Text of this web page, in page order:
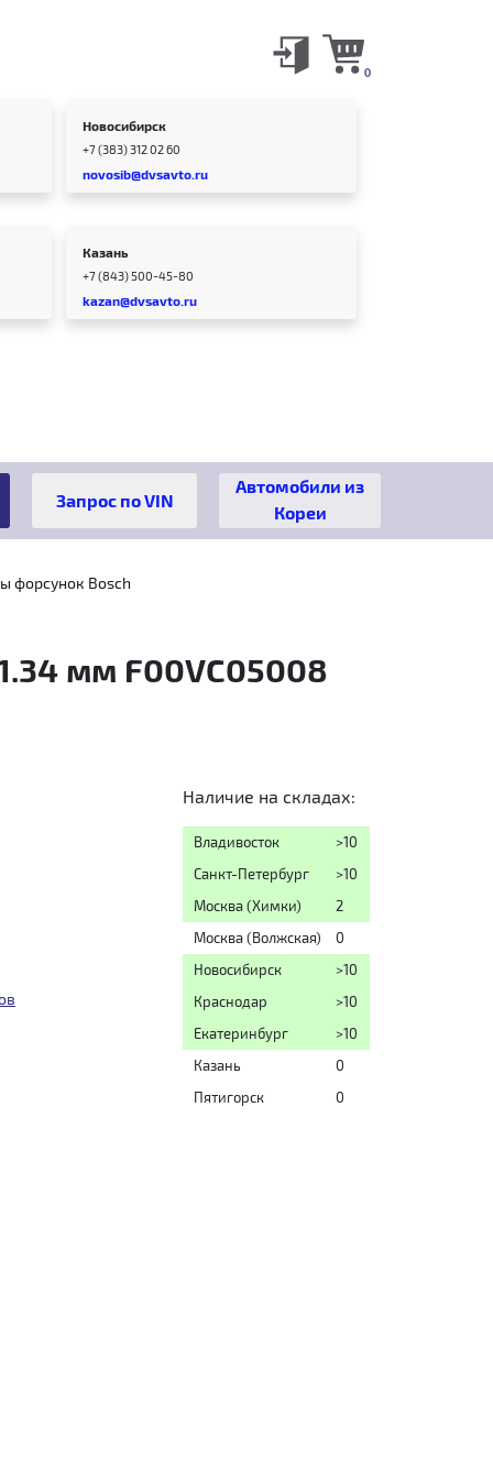
0
Новосибирск
+7 (383) 312 02 60
novosib@dvsavto.ru
Казань
+7 (843) 500-45-80
kazan@dvsavto.ru
Автомобили из
Кореи
форсунок Bosch
мм F00VC05008
Наличие на складах:
Владивосток
>10
Санкт-Петербург
>10
Москва (Химки)
2
Москва (Волжская)
0
Новосибирск
>10
Краснодар
>10
Екатеринбург
>10
Казань
0
Пятигорск
0